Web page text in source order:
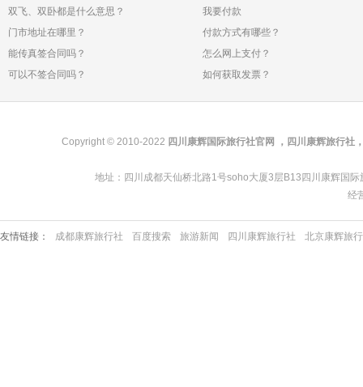
双飞、双卧都是什么意思？
门市地址在哪里？
能传真签合同吗？
可以不签合同吗？
我要付款
付款方式有哪些？
怎么网上支付？
如何获取发票？
Copyright © 2010-2022 四川康辉国际旅行社官网 ，四川康辉旅行社
地址：四川成都天仙桥北路1号soho大厦3层B13四川康辉国
经
友情链接： 成都康辉旅行社 百度搜索 旅游新闻 四川康辉旅行社 北京康辉旅